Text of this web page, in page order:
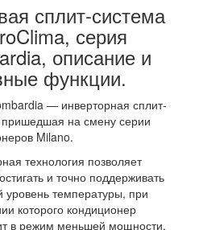
сплит-система
серия
описание и
функции.
— инверторная сплит-
на смену серии
Milano.
технология позволяет
и точно поддерживать
уровень температуры, при
которого кондиционер
в режим меньшей мощности,